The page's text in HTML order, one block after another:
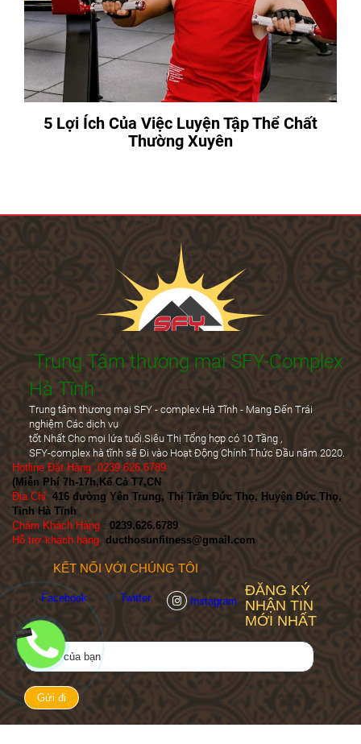
5 Lợi Ích Của Việc Luyện Tập Thể Chất
Thường Xuyên
Trung Tâm thương mại SFY-Complex
Hà Tĩnh
Trung tâm thương mại SFY - complex Hà Tĩnh - Mang Đến Trái
nghiệm Các dịch vụ
tốt Nhất Cho mọi lứa tuổi.Siêu Thị Tổng hợp có 10 Tầng ,
SFY-complex hà tĩnh sẽ Đi vào Hoạt Động Chính Thức Đầu năm 2020.
Hotline Đặt Hàng :0239.626.6789
(Miễn Phí 7h-17h,Kể Cả T7,CN
Địa Chỉ 416 đường Yên Trung, Thị Trấn Đức Thọ, Huyện Đức Thọ,
Tỉnh Hà Tĩnh
Chăm Khách Hàng : 0239.626.6789
Hỗ trợ khách hàng ducthosunfitness@gmail.com
KẾT NỐI VỚI CHÚNG TÔI
Facebook Twitter Instagram
ĐĂNG KÝ
NHẬN TIN
MỚI NHẤT